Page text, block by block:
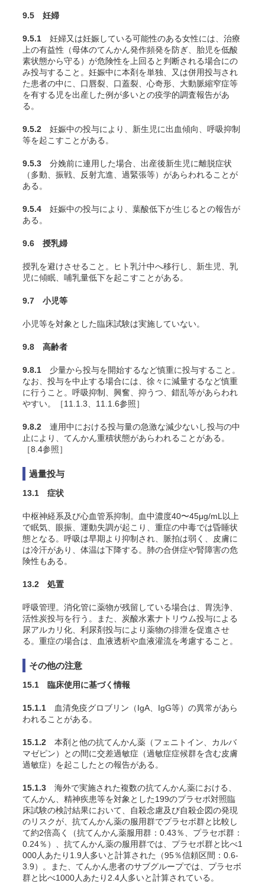
9.5 妊婦
9.5.1 妊婦又は妊娠している可能性のある女性には、治療
上の有益性（母体のてんかん発作頻発を防ぎ、胎児を低酸
素状態から守る）が危険性を上回ると判断される場合にの
み投与すること。妊娠中に本剤を単独、又は併用投与され
た患者の中に、口唇裂、口蓋裂、心奇形、大動脈縮窄症等
を有する児を出産した例が多いとの疫学的調査報告があ
る。
9.5.2 妊娠中の投与により、新生児に出血傾向、呼吸抑制
等を起こすことがある。
9.5.3 分娩前に連用した場合、出産後新生児に離脱症状
（多動、振戦、反射亢進、過緊張等）があらわれることが
ある。
9.5.4 妊娠中の投与により、葉酸低下が生じるとの報告が
ある。
9.6 授乳婦
授乳を避けさせること。ヒト乳汁中へ移行し、新生児、乳
児に傾眠、哺乳量低下を起こすことがある。
9.7 小児等
小児等を対象とした臨床試験は実施していない。
9.8 高齢者
9.8.1 少量から投与を開始するなど慎重に投与すること。
なお、投与を中止する場合には、徐々に減量するなど慎重
に行うこと。呼吸抑制、興奮、抑うつ、錯乱等があらわれ
やすい。［11.1.3、11.1.6参照］
9.8.2 連用中における投与量の急激な減少ないし投与の中
止により、てんかん重積状態があらわれることがある。
［8.4参照］
過量投与
13.1 症状
中枢神経系及び心血管系抑制。血中濃度40〜45μg/mL以上
で眠気、眼振、運動失調が起こり、重症の中毒では昏睡状
態となる。呼吸は早期より抑制され、脈拍は弱く、皮膚に
は冷汗があり、体温は下降する。肺の合併症や腎障害の危
険性もある。
13.2 処置
呼吸管理。消化管に薬物が残留している場合は、胃洗浄、
活性炭投与を行う。また、炭酸水素ナトリウム投与による
尿アルカリ化、利尿剤投与により薬物の排泄を促進させ
る。重症の場合は、血液透析や血液灌流を考慮すること。
その他の注意
15.1 臨床使用に基づく情報
15.1.1 血清免疫グロブリン（IgA、IgG等）の異常があら
われることがある。
15.1.2 本剤と他の抗てんかん薬（フェニトイン、カルバ
マゼピン）との間に交差過敏症（過敏症症候群を含む皮膚
過敏症）を起こしたとの報告がある。
15.1.3 海外で実施された複数の抗てんかん薬における、
てんかん、精神疾患等を対象とした199のプラセボ対照臨
床試験の検討結果において、自殺念慮及び自殺企図の発現
のリスクが、抗てんかん薬の服用群でプラセボ群と比較し
て約2倍高く（抗てんかん薬服用群：0.43％、プラセボ群：
0.24％）、抗てんかん薬の服用群では、プラセボ群と比べ1
000人あたり1.9人多いと計算された（95％信頼区間：0.6-
3.9）。また、てんかん患者のサブグループでは、プラセボ
群と比べ1000人あたり2.4人多いと計算されている。